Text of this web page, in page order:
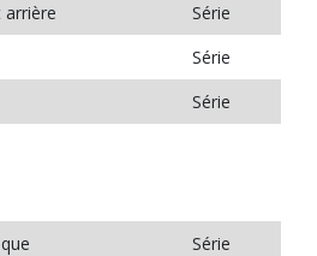
Série
Série
Série
Série